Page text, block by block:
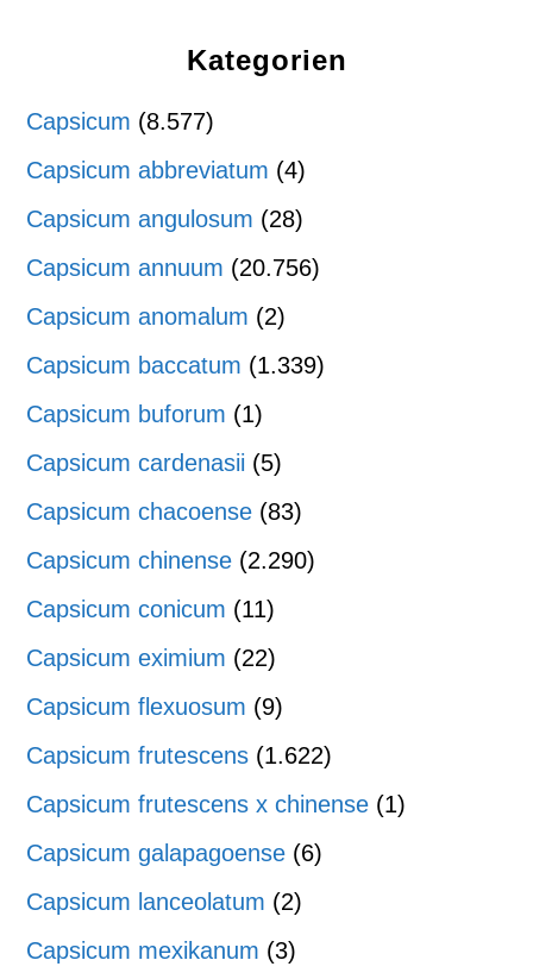
Kategorien
Capsicum (8.577)
Capsicum abbreviatum (4)
Capsicum angulosum (28)
Capsicum annuum (20.756)
Capsicum anomalum (2)
Capsicum baccatum (1.339)
Capsicum buforum (1)
Capsicum cardenasii (5)
Capsicum chacoense (83)
Capsicum chinense (2.290)
Capsicum conicum (11)
Capsicum eximium (22)
Capsicum flexuosum (9)
Capsicum frutescens (1.622)
Capsicum frutescens x chinense (1)
Capsicum galapagoense (6)
Capsicum lanceolatum (2)
Capsicum mexikanum (3)